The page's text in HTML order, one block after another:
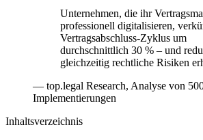
Unternehmen, die ihr
professionell digitalisieren,
Vertragsabschluss-Zyklus um
durchschnittlich 30 % – und
gleichzeitig rechtliche Risiken
— top.legal Research, Analyse von
Implementierungen
Inhaltsverzeichnis